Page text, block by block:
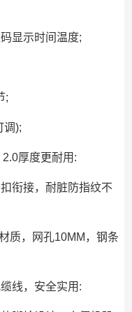
显示时间温度;
;
调);
厚度更耐用:
衔接，耐脏防指纹不
质，网孔10MM，钢条
线，安全实用: